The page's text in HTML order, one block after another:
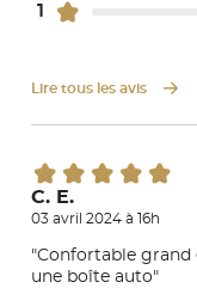
1
Lire tous les avis
C. E.
03 avril 2024 à 16h
"Confortable grand
une boîte auto"